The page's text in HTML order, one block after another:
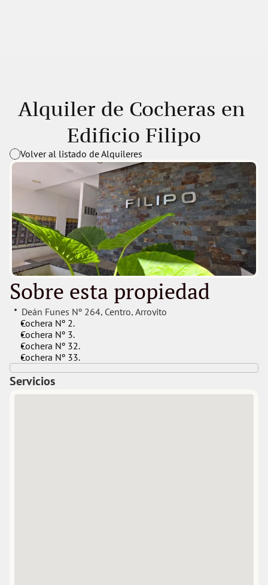
Alquiler de Cocheras en
Edificio Filipo
Volver al listado de Alquileres
Sobre esta propiedad
Deán Funes Nº 264, Centro, Arroyito
Cochera Nº 2.
Cochera Nº 3.
Cochera Nº 32.
Cochera Nº 33.
Servicios